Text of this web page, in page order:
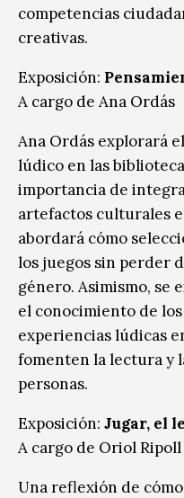
competencias
creativas.
Exposición:
A cargo de Ana Ordás
Ana Ordás explorará
lúdico en las
importancia de
artefactos culturales
abordará cómo
los juegos sin perder
género. Asimismo, se
el conocimiento de
experiencias lúdicas
fomenten la lectura y
personas.
Exposición: Jugar, el
A cargo de Oriol Ripoll
Una reflexión de